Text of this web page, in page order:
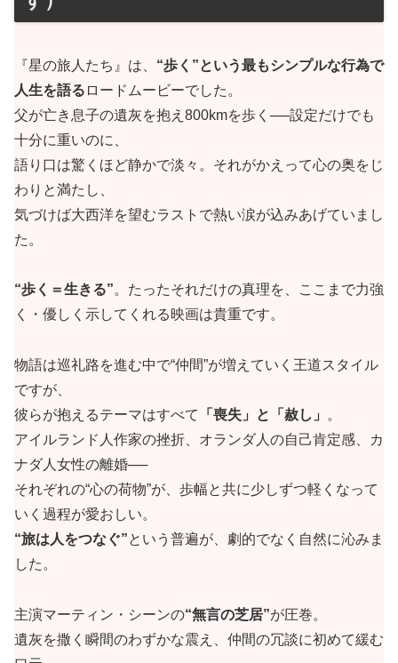
『星の旅人たち』は、 “歩く”という最もシンプルな行為で
人生を語る ロードムービーでした。
父が亡き息子の遺灰を抱え800kmを歩く──設定だけでも
十分に重いのに、
語り口は驚くほど静かで淡々。それがかえって心の奥をじ
わりと満たし、
気づけば大西洋を望むラストで熱い涙が込みあげていまし
た。
“歩く＝生きる”。たったそれだけの真理を、ここまで力強
く・優しく示してくれる映画は貴重です。
物語は巡礼路を進む中で“仲間”が増えていく王道スタイル
ですが、
彼らが抱えるテーマはすべて
「喪失」と「赦し」
。
アイルランド人作家の挫折、オランダ人の自己肯定感、カ
ナダ人女性の離婚──
それぞれの“心の荷物”が、歩幅と共に少しずつ軽くなって
いく過程が愛おしい。
“旅は人をつなぐ”という普遍が、劇的でなく自然に沁みま
した。
主演マーティン・シーンの“無言の芝居”が圧巻。
遺灰を撒く瞬間のわずかな震え、仲間の冗談に初めて緩む